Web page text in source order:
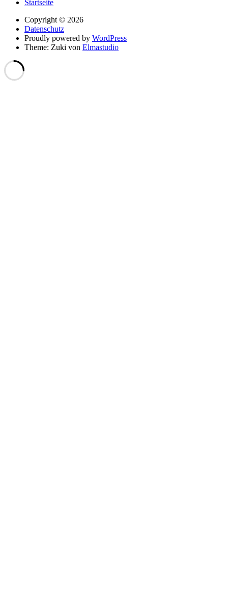
Startseite
Copyright © 2026
Datenschutz
Proudly powered by WordPress
Theme: Zuki von Elmastudio